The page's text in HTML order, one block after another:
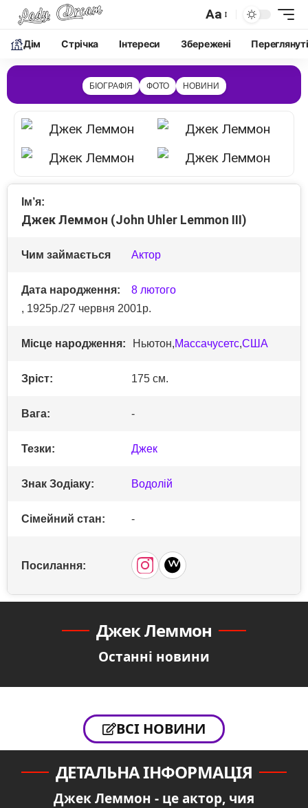
Aa
Дім Cтрічка Інтереси Збережені Переглянуті
БІОГРАФІЯ ФОТО НОВИНИ
Ім’я:
Джек Леммон (John Uhler Lemmon III)
Чим займається Актор
Дата народження:
8 лютого
, 1925р./27 червня 2001р.
Місце народження: Ньютон,Массачусетс,США
Зріст: 175 см.
Вага: -
Тезки: Джек
Знак Зодіаку: Водолій
Сімейний стан: -
Посилання:
Джек Леммон
Останні новини
ВСІ НОВИНИ
ДЕТАЛЬНА ІНФОРМАЦІЯ
Джек Леммон - це актор, чия